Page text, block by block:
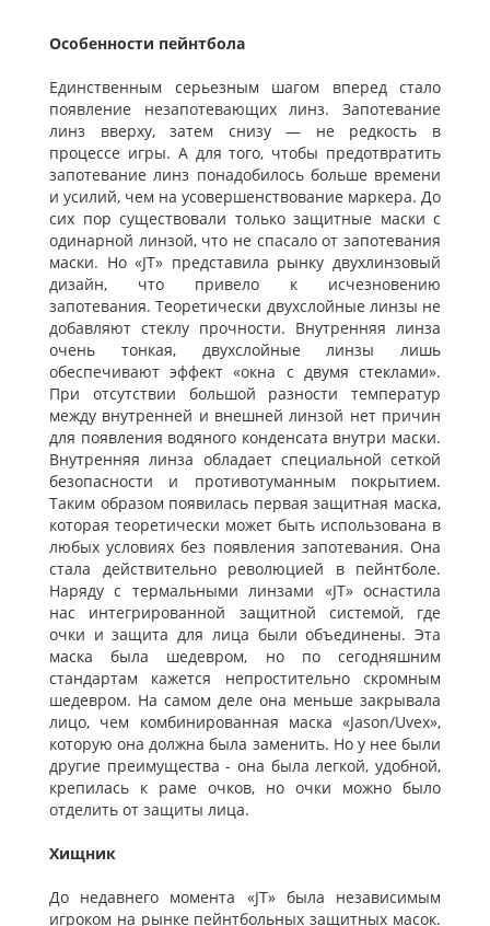
Особенности пейнтбола
Единственным серьезным шагом вперед стало
появление незапотевающих линз. Запотевание
линз вверху, затем снизу — не редкость в
процессе игры. А для того, чтобы предотвратить
запотевание линз понадобилось больше времени
и усилий, чем на усовершенствование маркера. До
сих пор существовали только защитные маски с
одинарной линзой, что не спасало от запотевания
маски. Но «JT» представила рынку двухлинзовый
дизайн, что привело к исчезновению
запотевания. Теоретически двухслойные линзы не
добавляют стеклу прочности. Внутренняя линза
очень тонкая, двухслойные линзы лишь
обеспечивают эффект «окна с двумя стеклами».
При отсутствии большой разности температур
между внутренней и внешней линзой нет причин
для появления водяного конденсата внутри маски.
Внутренняя линза обладает специальной сеткой
безопасности и противотуманным покрытием.
Таким образом появилась первая защитная маска,
которая теоретически может быть использована в
любых условиях без появления запотевания. Она
стала действительно революцией в пейнтболе.
Наряду с термальными линзами «JT» оснастила
нас интегрированной защитной системой, где
очки и защита для лица были объединены. Эта
маска была шедевром, но по сегодняшним
стандартам кажется непростительно скромным
шедевром. На самом деле она меньше закрывала
лицо, чем комбинированная маска «Jason/Uvex»,
которую она должна была заменить. Но у нее были
другие преимущества - она была легкой, удобной,
крепилась к раме очков, но очки можно было
отделить от защиты лица.
Хищник
До недавнего момента «JT» была независимым
игроком на рынке пейнтбольных защитных масок.